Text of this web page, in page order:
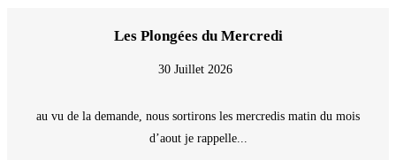
Les Plongées du Mercredi
30 Juillet 2026
au vu de la demande, nous sortirons les mercredis matin du mois
d’aout je rappelle...